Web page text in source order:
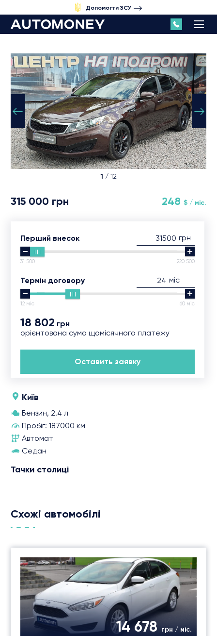
Допомогти ЗСУ
1 / 12
315 000 грн 248 $ / міс.
Перший внесок грн
31 500 220 500
Термін договору міс
12 міс 60 міс
18 802 грн
орієнтована сума щомісячного платежу
Оставить заявку
Київ
Бензин, 2.4 л
Пробіг: 187000 км
Автомат
Седан
Тачки столиці
Схожі автомобілі
14 678грн / міс.